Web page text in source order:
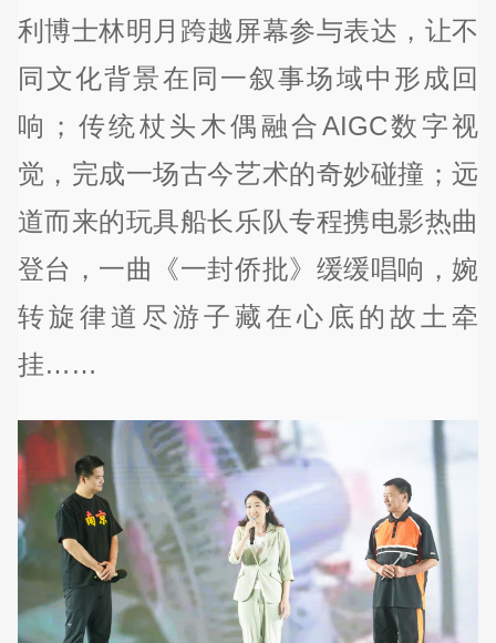
利博士林明月跨越屏幕参与表达，让不
同文化背景在同一叙事场域中形成回
响；传统杖头木偶融合AIGC数字视
觉，完成一场古今艺术的奇妙碰撞；远
道而来的玩具船长乐队专程携电影热曲
登台，一曲《一封侨批》缓缓唱响，婉
转旋律道尽游子藏在心底的故土牵
挂……